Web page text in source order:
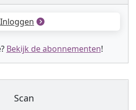
Inloggen
Bekijk de abonnementen!
Scan